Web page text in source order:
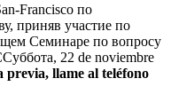
Francisco по
приняв участие по
Семинаре по вопросу
22 de noviembre
previa, llame al teléfono